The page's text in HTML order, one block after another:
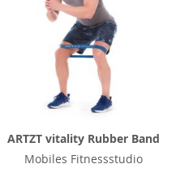
ARTZT vitality Rubber Band
Mobiles Fitnessstudio